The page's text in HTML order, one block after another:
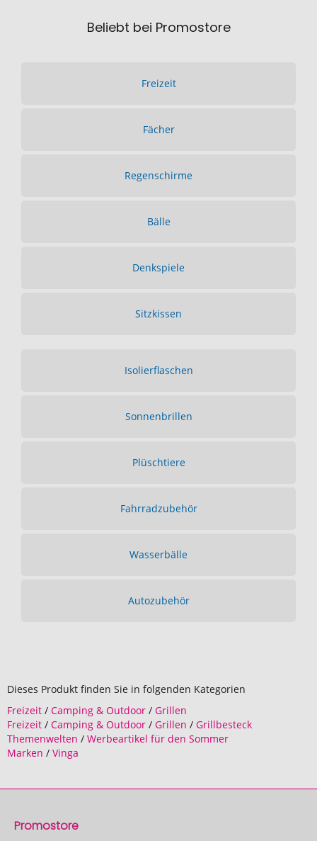
Beliebt bei Promostore
Freizeit
Fächer
Regenschirme
Bälle
Denkspiele
Sitzkissen
Isolierflaschen
Sonnenbrillen
Plüschtiere
Fahrradzubehör
Wasserbälle
Autozubehör
Dieses Produkt finden Sie in folgenden Kategorien
Freizeit / Camping & Outdoor / Grillen
Freizeit / Camping & Outdoor / Grillen / Grillbesteck
Themenwelten / Werbeartikel für den Sommer
Marken / Vinga
Promostore